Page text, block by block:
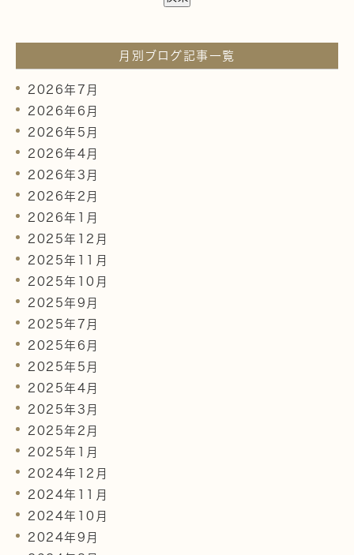
月別ブログ記事一覧
2026年7月
2026年6月
2026年5月
2026年4月
2026年3月
2026年2月
2026年1月
2025年12月
2025年11月
2025年10月
2025年9月
2025年7月
2025年6月
2025年5月
2025年4月
2025年3月
2025年2月
2025年1月
2024年12月
2024年11月
2024年10月
2024年9月